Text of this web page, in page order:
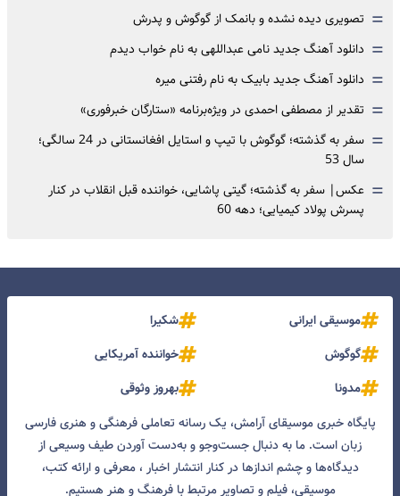
= تصویری دیده نشده و بانمک از گوگوش و پدرش
= دانلود آهنگ جدید نامی عبداللهی به نام خواب دیدم
= دانلود آهنگ جدید بابیک به نام رفتنی میره
= تقدیر از مصطفی احمدی در ویژه‌برنامه «ستارگان خبرفوری»
=
سفر به گذشته؛ گوگوش با تیپ و استایل افغانستانی در 24 سالگی؛
سال 53
= عکس| سفر به گذشته؛ گیتی پاشایی، خواننده قبل انقلاب در کنار
پسرش پولاد کیمیایی؛ دهه 60
موسیقی ایرانی
شکیرا
گوگوش
خواننده آمریکایی
مدونا
بهروز وثوقی
پایگاه خبری موسیقای آرامش، یک رسانه تعاملی فرهنگی و هنری فارسی
زبان است. ما به دنبال جست‌و‌جو و به‌دست آوردن طیف وسیعی از
دیدگاه‌ها و چشم انداز‌ها در کنار انتشار اخبار ، معرفی و ارائه کتب،
موسیقی، فیلم و تصاویر مرتبط با فرهنگ و هنر هستیم.